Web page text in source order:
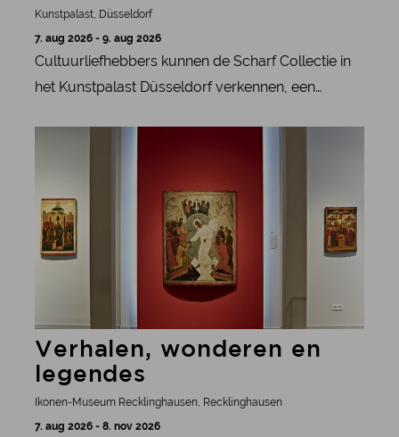
Collectie
Kunstpalast, Düsseldorf
7. aug 2026 - 9. aug 2026
Cultuurliefhebbers kunnen de Scharf Collectie in
het Kunstpalast Düsseldorf verkennen, een
Verhalen, wonderen en
legendes
Ikonen-Museum Recklinghausen, Recklinghausen
7. aug 2026 - 8. nov 2026